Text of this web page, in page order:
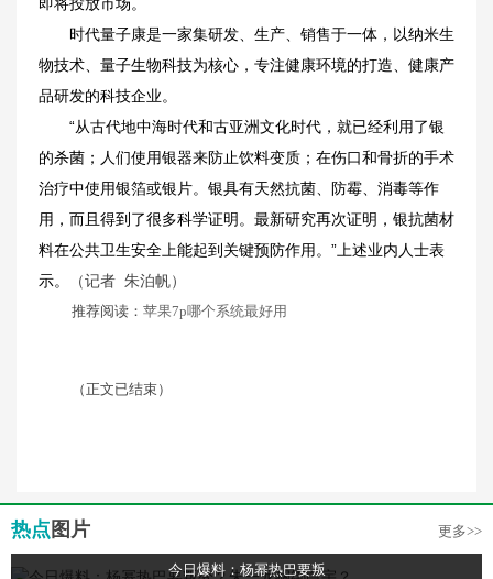
时代量子康是一家集研发、生产、销售于一体，以纳米生
物技术、量子生物科技为核心，专注健康环境的打造、健康产
品研发的科技企业。
“从古代地中海时代和古亚洲文化时代，就已经利用了银
的杀菌；人们使用银器来防止饮料变质；在伤口和骨折的手术
治疗中使用银箔或银片。银具有天然抗菌、防霉、消毒等作
用，而且得到了很多科学证明。最新研究再次证明，银抗菌材
料在公共卫生安全上能起到关键预防作用。”上述业内人士表
示。
（记者 朱泊帆）
推荐阅读： 苹果7p哪个系统最好用
（正文已结束）
热点 图片 更多>>
今日爆料：杨幂热巴要叛